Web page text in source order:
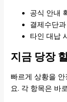
공식 안내
결제수단
타인 대납
지금 당장
빠르게 상황을
요. 각 항목은 바